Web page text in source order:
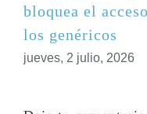
bloquea el
los genéricos
jueves, 2 julio, 2026